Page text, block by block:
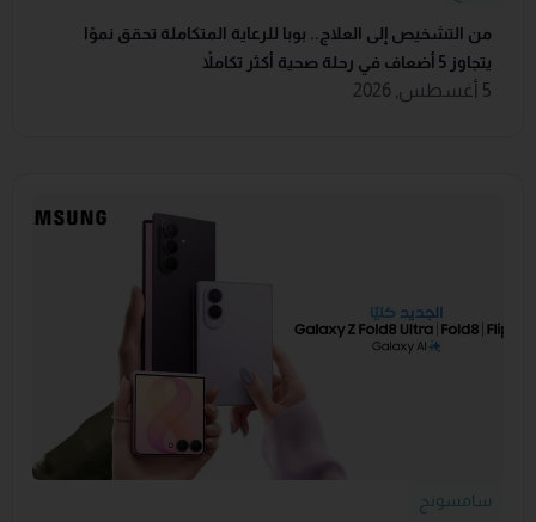
من التشخيص إلى العلاج.. بوبا للرعاية المتكاملة تحقق نموًا
يتجاوز 5 أضعاف في رحلة صحية أكثر تكاملاً
5 أغسطس, 2026
سامسونج